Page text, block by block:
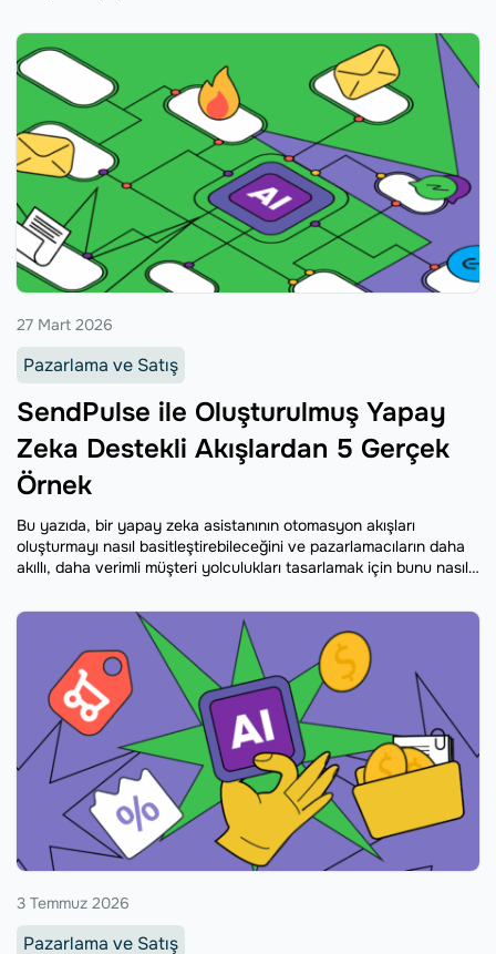
SendPulse ile Oluşturulmuş Yapay
Zeka Destekli Akışlardan 5 Gerçek
Örnek
27 Mart 2026
Pazarlama ve Satış
Bu yazıda, bir yapay zeka asistanının otomasyon akışları
oluşturmayı nasıl basitleştirebileceğini ve pazarlamacıların daha
akıllı, daha verimli müşteri yolculukları tasarlamak için bunu nasıl
3 Temmuz 2026
Pazarlama ve Satış